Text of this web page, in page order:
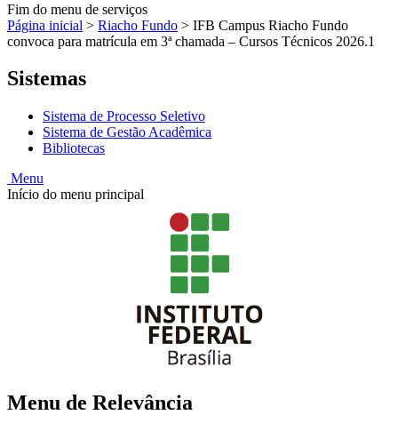
Fim do menu de serviços
Página inicial > Riacho Fundo > IFB Campus Riacho Fundo
convoca para matrícula em 3ª chamada – Cursos Técnicos 2026.1
Sistemas
Sistema de Processo Seletivo
Sistema de Gestão Acadêmica
Bibliotecas
Menu
Início do menu principal
Menu de Relevância